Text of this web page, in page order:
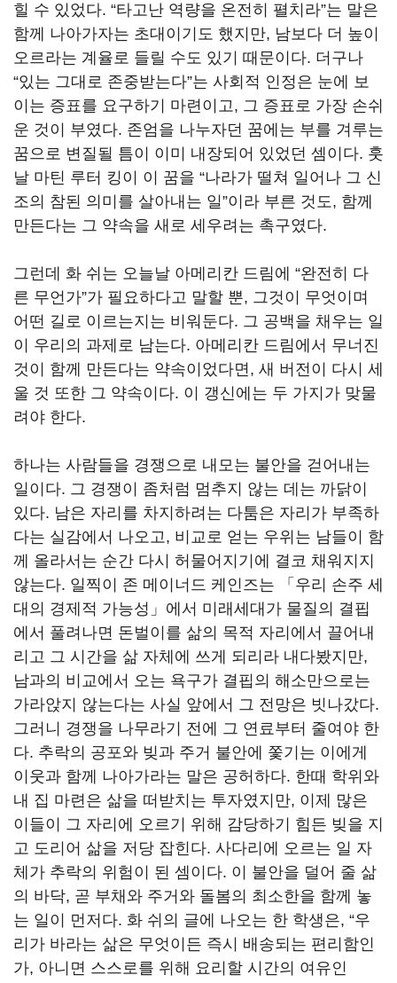
힐 수 있었다. “타고난 역량을 온전히 펼치라”는 말은
함께 나아가자는 초대이기도 했지만, 남보다 더 높이
오르라는 계율로 들릴 수도 있기 때문이다. 더구나
“있는 그대로 존중받는다”는 사회적 인정은 눈에 보
이는 증표를 요구하기 마련이고, 그 증표로 가장 손쉬
운 것이 부였다. 존엄을 나누자던 꿈에는 부를 겨루는
꿈으로 변질될 틈이 이미 내장되어 있었던 셈이다. 훗
날 마틴 루터 킹이 이 꿈을 “나라가 떨쳐 일어나 그 신
조의 참된 의미를 살아내는 일”이라 부른 것도, 함께
만든다는 그 약속을 새로 세우려는 촉구였다.
그런데 화 쉬는 오늘날 아메리칸 드림에 “완전히 다
른 무언가”가 필요하다고 말할 뿐, 그것이 무엇이며
어떤 길로 이르는지는 비워둔다. 그 공백을 채우는 일
이 우리의 과제로 남는다. 아메리칸 드림에서 무너진
것이 함께 만든다는 약속이었다면, 새 버전이 다시 세
울 것 또한 그 약속이다. 이 갱신에는 두 가지가 맞물
려야 한다.
하나는 사람들을 경쟁으로 내모는 불안을 걷어내는
일이다. 그 경쟁이 좀처럼 멈추지 않는 데는 까닭이
있다. 남은 자리를 차지하려는 다툼은 자리가 부족하
다는 실감에서 나오고, 비교로 얻는 우위는 남들이 함
께 올라서는 순간 다시 허물어지기에 결코 채워지지
않는다. 일찍이 존 메이너드 케인즈는 「우리 손주 세
대의 경제적 가능성」에서 미래세대가 물질의 결핍
에서 풀려나면 돈벌이를 삶의 목적 자리에서 끌어내
리고 그 시간을 삶 자체에 쓰게 되리라 내다봤지만,
남과의 비교에서 오는 욕구가 결핍의 해소만으로는
가라앉지 않는다는 사실 앞에서 그 전망은 빗나갔다.
그러니 경쟁을 나무라기 전에 그 연료부터 줄여야 한
다. 추락의 공포와 빚과 주거 불안에 쫓기는 이에게
이웃과 함께 나아가라는 말은 공허하다. 한때 학위와
내 집 마련은 삶을 떠받치는 투자였지만, 이제 많은
이들이 그 자리에 오르기 위해 감당하기 힘든 빚을 지
고 도리어 삶을 저당 잡힌다. 사다리에 오르는 일 자
체가 추락의 위험이 된 셈이다. 이 불안을 덜어 줄 삶
의 바닥, 곧 부채와 주거와 돌봄의 최소한을 함께 놓
는 일이 먼저다. 화 쉬의 글에 나오는 한 학생은, “우
리가 바라는 삶은 무엇이든 즉시 배송되는 편리함인
가, 아니면 스스로를 위해 요리할 시간의 여유인